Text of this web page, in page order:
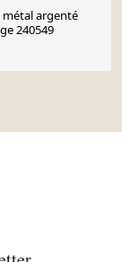
métal argenté
240549